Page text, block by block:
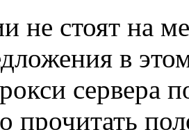
не стоят на
в
сервера
прочитать